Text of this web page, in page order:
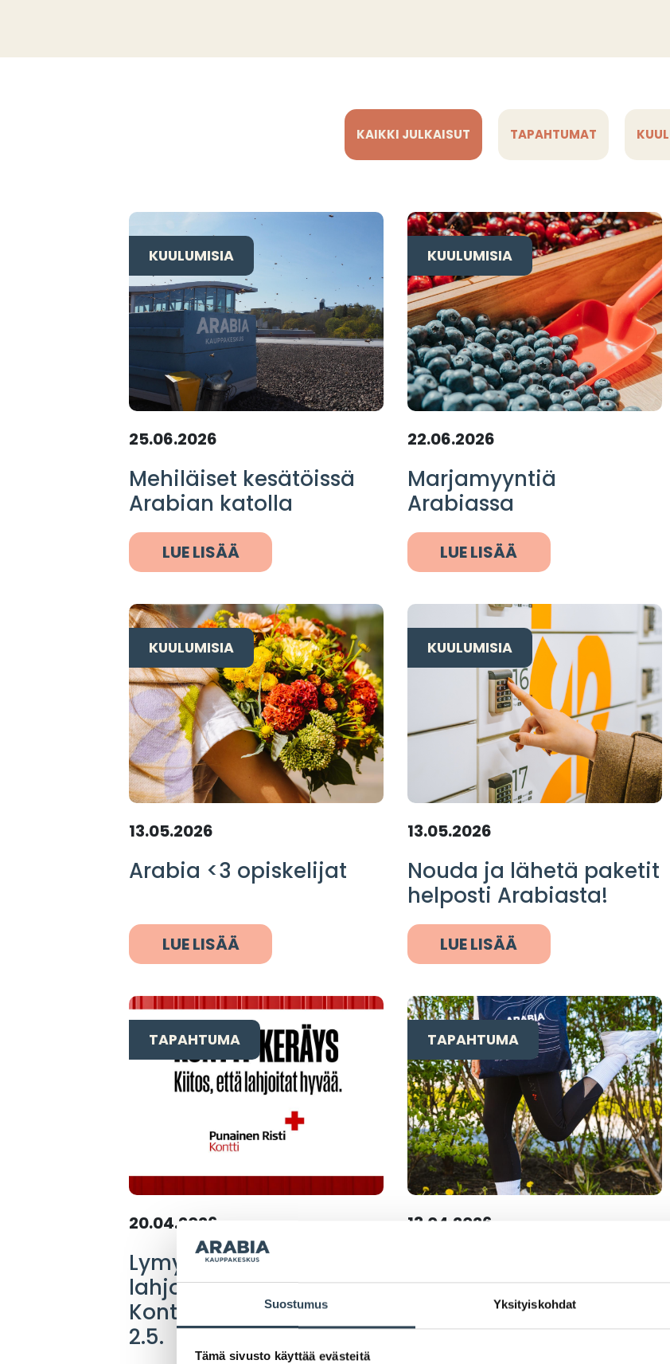
Suostumus Yksityiskohdat
Tämä sivusto käyttää evästeitä
KAIKKI JULKAISUT TAPAHTUMAT
KUULUMISIA
25.06.2026
Mehiläiset kesätöissä
Arabian katolla
LUE LISÄÄ
KUULUMISIA
22.06.2026
Marjamyyntiä
Arabiassa
LUE LISÄÄ
KUULUMISIA
13.05.2026
Arabia <3 opiskelijat
LUE LISÄÄ
KUULUMISIA
13.05.2026
Nouda ja lähetä paketit
helposti Arabiasta!
LUE LISÄÄ
TAPAHTUMA
20.04.2026
Lymyääkö laatikossasi
lahjoitettavaa – SPR-
Kontti keräys Arabiassa
2.5.
TAPAHTUMA
13.04.2026
Torikannen kirppikselle